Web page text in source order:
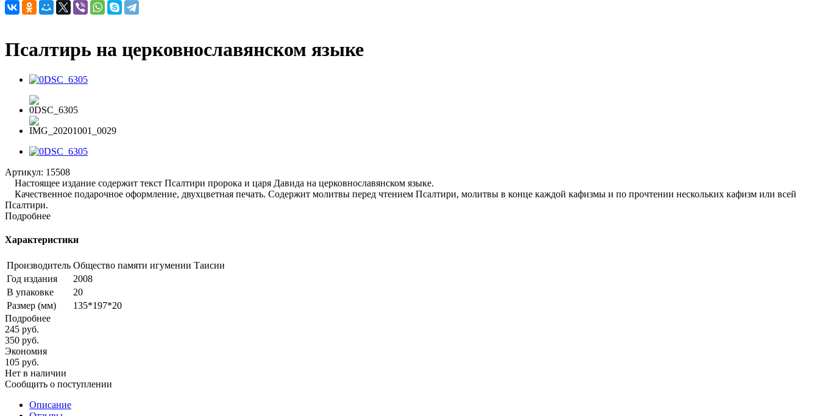
Псалтирь на церковнославянском языке
Артикул: 15508
Настоящее издание содержит текст Псалтири пророка и царя Давида на церковнославянском языке.
Качественное подарочное оформление, двухцветная печать. Содержит молитвы перед чтением Псалтири, молитвы в конце каждой кафизмы и по прочтении нескольких кафизм или всей
Псалтири.
Подробнее
Характеристики
Производитель Общество памяти игумении Таисии
Год издания
2008
В упаковке
20
Размер (мм)
135*197*20
Подробнее
245 руб.
350 руб.
Экономия
105 руб.
Нет в наличии
Сообщить о поступлении
Описание